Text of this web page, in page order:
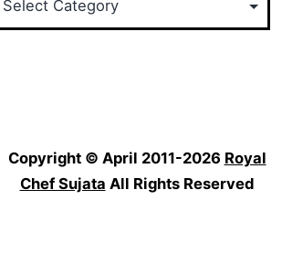
Copyright © April 2011-2026 Royal
Chef Sujata All Rights Reserved